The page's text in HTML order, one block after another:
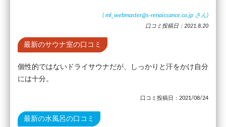
( ml_webmaster@s-renaissance.co.jp さん)
口コミ投稿日：2021.8.20
最新のサウナ室の口コミ
個性的ではないドライサウナだが、しっかりと汗をかけ自分
には十分。
口コミ投稿日：2021/08/24
最新の水風呂の口コミ